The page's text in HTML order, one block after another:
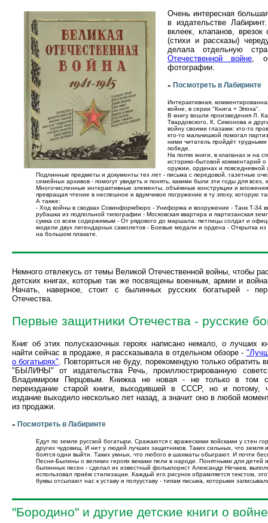
Очень интересная
в издательстве
вклеек, клапанов,
(стихи и рассказы)
делала отдельную
Отечественной войне ,
фотографии.
» Посмотреть в Лабиринте
Интерактивная,
войне, в серии "Книга + Эпоха".
В книгу вошли произведения Л.
Твардовского, К. Симонова и
войну своими глазами: кто-то
кто-то мальчишкой помогал
ними читатель пройдёт
победе.
На полях книги, в клапанах и на
историко-бытовой комментарий
оружии, орденах и повседневной
Подлинные предметы и документы тех лет - письма с передовой, газетные
семейных архивов - помогут увидеть и понять, какими были эти годы для всех,
Многочисленные интерактивные элементы, объёмные конструкции и
превращая чтение в неспешное и вдумчивое погружение в ту эпоху, которую
А также:
- Ход войны в сводках Совинформбюро - Униформа и вооружение - Танк Т-34
рубашка из подпольной типографии - Московская квартира и партизанская
сумка со всем содержимым - От рядового до маршала: петлицы солдат и
модели двух легендарных самолетов - Боевые медали и ордена - Открытка
на большом плакате.
Немного отвлекусь от темы Великой Отечественной войны, чтобы
детских книгах, которые так же посвящены военным, армии и
Начать, наверное, стоит с былинных русских богатырей -
Отечества.
Первые защитники Отечества - русские
Книг об этих полусказочных героях написано немало, о лучших
найти сейчас в продаже, я рассказывала в отдельном обзоре -
о богатырях". Повторяться не буду, порекомендую только обратить
"БЫЛИНЫ" от издательства Речь, проиллюстрированную
Владимиром Перцовым. Книжка не новая - не только в том
переиздание старой книги, выходившей в СССР, но и потому,
издание выходило несколько лет назад, а значит оно в любой
из продажи.
» Посмотреть в Лабиринте
Едут по земле русской богатыри. Сражаются с вражескими войсками у стен
других чудовищ. И нет у людей лучших защитников. Таких сильных, что
боятся одни выйти. Таких умных, что любого в шахматы обыграют. И почти
Песни-Былины о великих героях веками пели в народе. Понятными для детей
былинных песен - сделал их известный фольклорист Александр Нечаев,
использовал приём стилизации. Каждый его рисунок обрамляется текстом,
буквы отсылают нас к уставу и полууставу - типам письма, которыми
"Бородино" и другие детские книги о